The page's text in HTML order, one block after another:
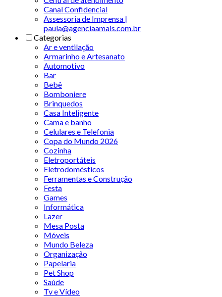
Canal Confidencial
Assessoria de Imprensa |
paula@agenciaamais.com.br
Categorias
Ar e ventilação
Armarinho e Artesanato
Automotivo
Bar
Bebê
Bomboniere
Brinquedos
Casa Inteligente
Cama e banho
Celulares e Telefonia
Copa do Mundo 2026
Cozinha
Eletroportáteis
Eletrodomésticos
Ferramentas e Construção
Festa
Games
Informática
Lazer
Mesa Posta
Móveis
Mundo Beleza
Organização
Papelaria
Pet Shop
Saúde
Tv e Vídeo